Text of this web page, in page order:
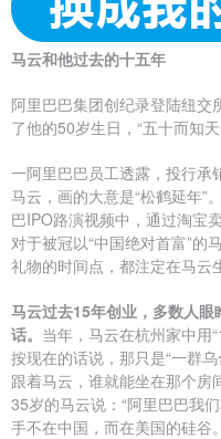
马云和他过去的十五年
阿里巴巴集团创纪录登陆纽交
了他的50岁生日，“五十而知天
一阿里巴巴员工透露，投行承
马云，画的大意是“松鹤延年”
巴IPO路演视频中，通过淘宝
对于被冠以“中国绝对首富”的
礼物的时间点，都注定在马云
马云过去15年创业，多数人
话。 当年，马云在杭州家中用
按现在的话说，那只是“一群
跟着马云，谁就能坐在那个
35岁的马云说：“阿里巴巴我
手不在中国，而在美国的硅谷